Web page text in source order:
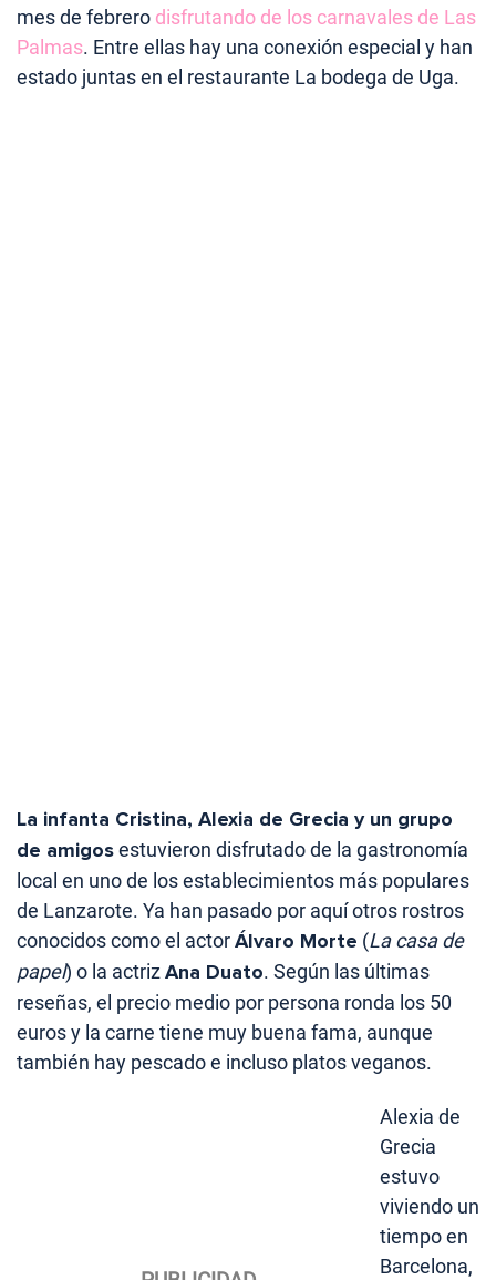
mes de febrero disfrutando de los carnavales de Las
Palmas. Entre ellas hay una conexión especial y han
estado juntas en el restaurante La bodega de Uga.
La infanta Cristina, Alexia de Grecia y un grupo
de amigosestuvieron disfrutado de la gastronomía
local en uno de los establecimientos más populares
de Lanzarote. Ya han pasado por aquí otros rostros
conocidos como el actorÁlvaro Morte (La casa de
papel) o la actrizAna Duato. Según las últimas
reseñas, el precio medio por persona ronda los 50
euros y la carne tiene muy buena fama, aunque
también hay pescado e incluso platos veganos.
Alexia de
Grecia
estuvo
viviendo un
tiempo en
Barcelona,